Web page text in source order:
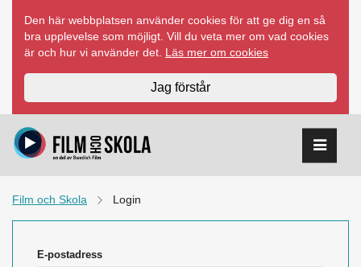
innehåll
Den här webbplatsen använder cookies för att ge dig en så
bra upplevelse som möjligt. Vill du veta mer om vad cookies
är och hur vi använder det. Läs mer om cookies
Jag förstår
Film och Skola Login
E-postadress